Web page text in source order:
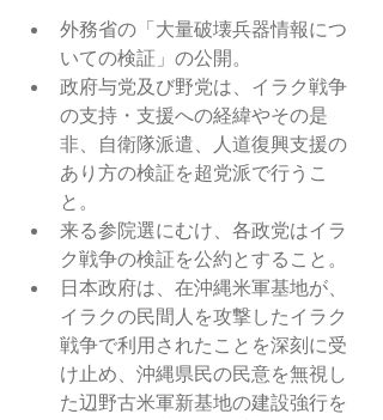
外務省の「大量破壊兵器情報につ
いての検証」の公開。
政府与党及び野党は、イラク戦争
の支持・支援への経緯やその是
非、自衛隊派遣、人道復興支援の
あり方の検証を超党派で行うこ
と。
来る参院選にむけ、各政党はイラ
ク戦争の検証を公約とすること。
日本政府は、在沖縄米軍基地が、
イラクの民間人を攻撃したイラク
戦争で利用されたことを深刻に受
け止め、沖縄県民の民意を無視し
た辺野古米軍新基地の建設強行を